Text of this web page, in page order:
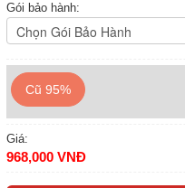
Gói bảo hành:
Cũ 95%
Giá:
968,000 VNĐ